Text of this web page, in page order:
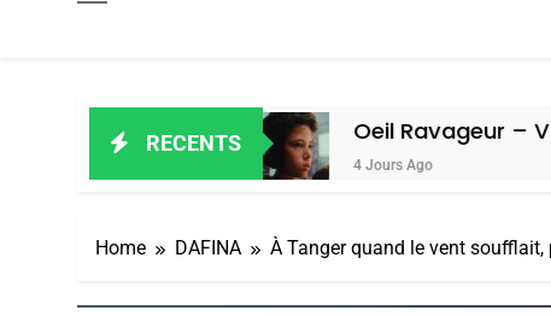
RECENTSOeil Ravageur – Vanessa De
4 Jours Ago
Home DAFINA À Tanger quand le vent